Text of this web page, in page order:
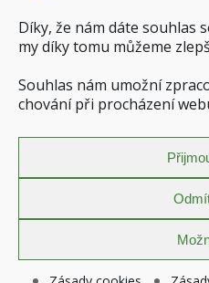
Díky, že nám dáte souhlas
my díky tomu můžeme
Souhlas nám umožní
chování při procházení
ZŠ a MŠ Deblín na mapy.cz
Dopravní spojení do ZŠ a
Zásady ochrany osobních
Prohlášení o přístupnosti